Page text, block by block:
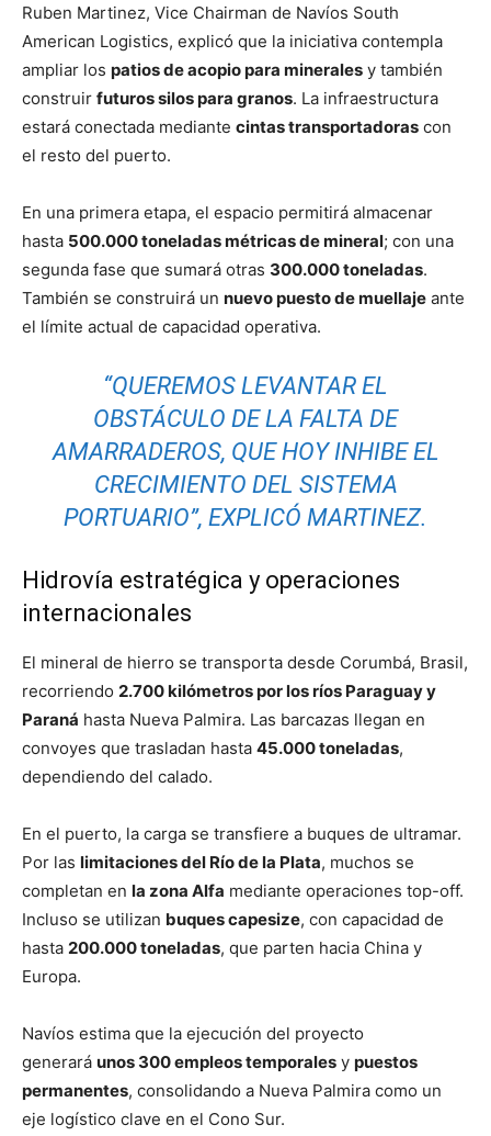
Ruben Martinez, Vice Chairman de Navíos South
American Logistics, explicó que la iniciativa contempla
ampliar los patios de acopio para minerales y también
construir futuros silos para granos. La infraestructura
estará conectada mediante cintas transportadoras con
el resto del puerto.
En una primera etapa, el espacio permitirá almacenar
hasta 500.000 toneladas métricas de mineral; con una
segunda fase que sumará otras 300.000 toneladas.
También se construirá un nuevo puesto de muellaje ante
el límite actual de capacidad operativa.
“QUEREMOS LEVANTAR EL
OBSTÁCULO DE LA FALTA DE
AMARRADEROS, QUE HOY INHIBE EL
CRECIMIENTO DEL SISTEMA
PORTUARIO”, EXPLICÓ MARTINEZ.
Hidrovía estratégica y operaciones
internacionales
El mineral de hierro se transporta desde Corumbá, Brasil,
recorriendo 2.700 kilómetros por los ríos Paraguay y
Paraná hasta Nueva Palmira. Las barcazas llegan en
convoyes que trasladan hasta 45.000 toneladas,
dependiendo del calado.
En el puerto, la carga se transfiere a buques de ultramar.
Por las limitaciones del Río de la Plata, muchos se
completan en la zona Alfa mediante operaciones top-off.
Incluso se utilizan buques capesize, con capacidad de
hasta 200.000 toneladas, que parten hacia China y
Europa.
Navíos estima que la ejecución del proyecto
generará unos 300 empleos temporales y puestos
permanentes, consolidando a Nueva Palmira como un
eje logístico clave en el Cono Sur.